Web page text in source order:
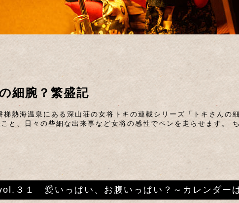
細腕？繁盛記
梯熱海温泉にある深山荘の女将トキの連載シリーズ「トキさんの
と、日々の些細な出来事など女将の感性でペンを走らせます。
３１ 愛いっぱい、お腹いっぱい？～カレンダー